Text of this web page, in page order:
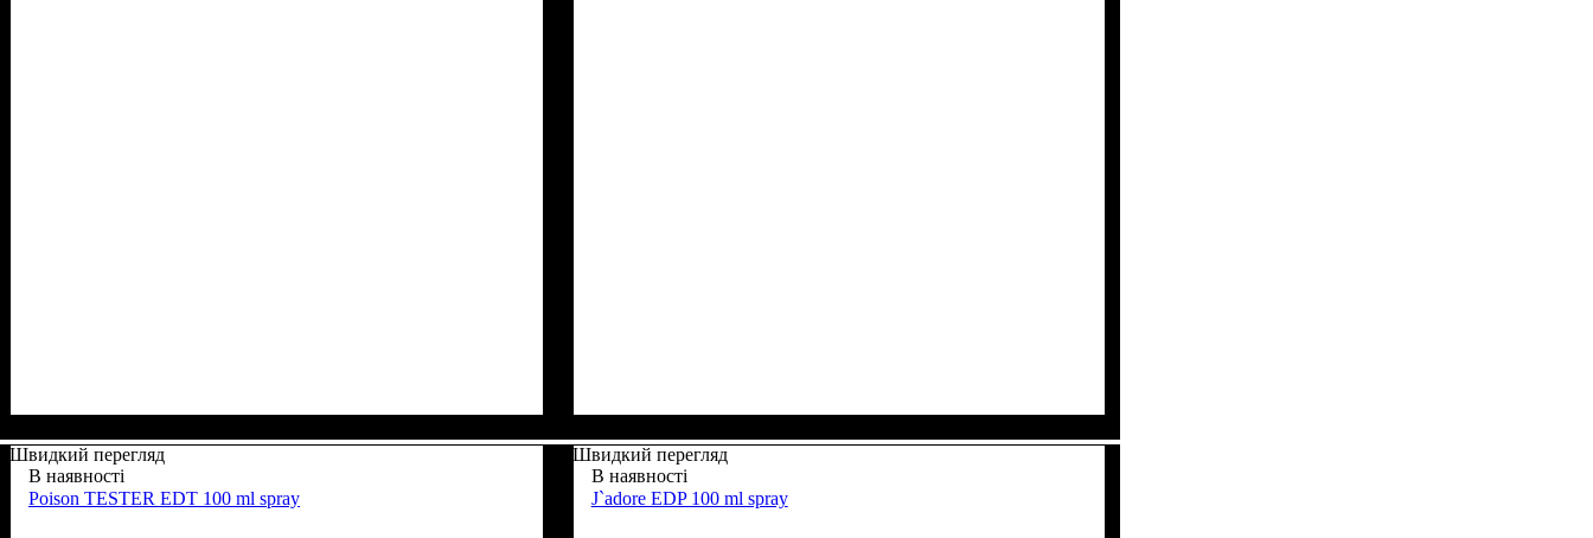
Швидкий перегляд
В наявності
Poison TESTER EDT 100 ml spray
Швидкий перегляд
В наявності
J`adore EDP 100 ml spray